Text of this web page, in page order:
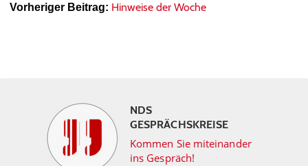
Vorheriger Beitrag: Hinweise der Woche
NDS
GESPRÄCHSKREISE
Kommen Sie miteinander
ins Gespräch!